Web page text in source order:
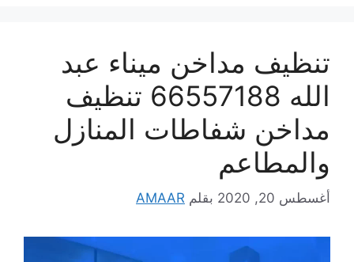
تنظيف مداخن ميناء عبد
الله 66557188 تنظيف
مداخن شفاطات المنازل
والمطاعم
أغسطس 20, 2020 بقلم AMAAR